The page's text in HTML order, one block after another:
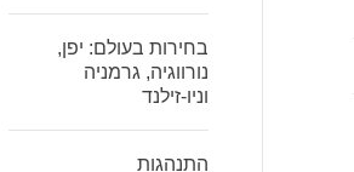
בחירות בעולם: יפן,
נורווגיה, גרמניה
וניו-זילנד
התנהגות